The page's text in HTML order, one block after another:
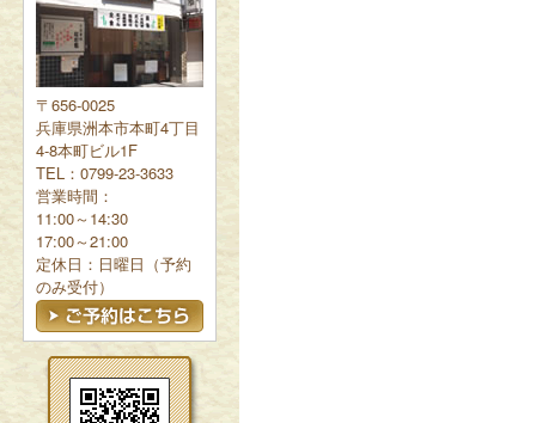
〒656-0025
兵庫県洲本市本町4丁目
4-8本町ビル1F
TEL：0799-23-3633
営業時間：
11:00～14:30
17:00～21:00
定休日：日曜日（予約
のみ受付）